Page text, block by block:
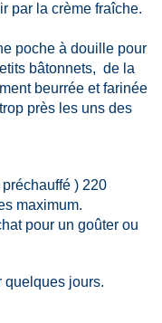
par la crème fraîche.
poche à douille pour
bâtonnets, de la
beurrée et farinée
près les uns des
) 220
maximum.
pour un goûter ou
quelques jours.